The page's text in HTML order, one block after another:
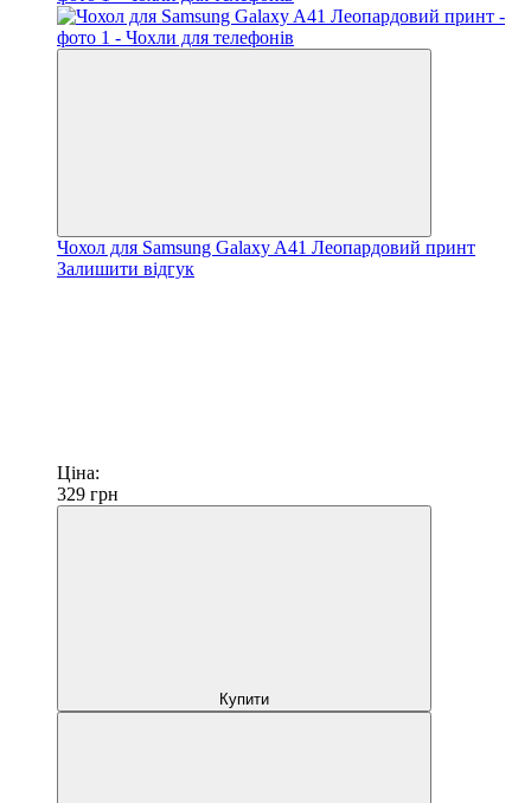
Чохол для Samsung Galaxy A41 Леопардовий принт
Залишити відгук
Ціна:
329 грн
Купити